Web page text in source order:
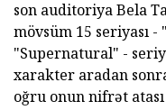
son auditoriya Bela
mövsüm 15 seriyası
"Supernatural" -
xarakter aradan
oğru onun nifrət